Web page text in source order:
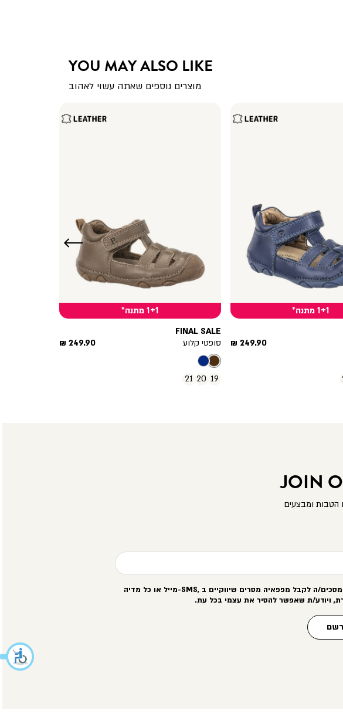
YOU MAY ALSO LIKE
מוצרים נוספים שאתה עשוי לאהוב
1+1 מתנה*
מחיר
249.90 ₪
1+1 מתנה*
FINAL SALE
סופטי קלוע
מחיר
249.90 ₪
19
20
21
שמאלה
JOIN
הטבות ומבצעים
מסכים/ה לקבל מפפאיה מסרים שיווקיים ב -SMS,מייל או כל מדיה
ויודע/ת שאפשר להסיר את עצמי בכל עת.